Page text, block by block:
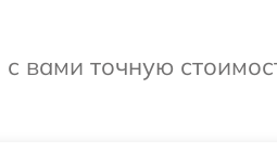
вами точную